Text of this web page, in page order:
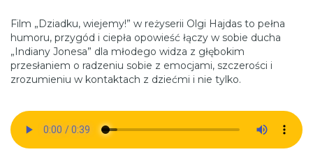
Film „Dziadku, wiejemy!” w reżyserii Olgi Hajdas to pełna
humoru, przygód i ciepła opowieść łączy w sobie ducha
„Indiany Jonesa” dla młodego widza z głębokim
przesłaniem o radzeniu sobie z emocjami, szczerości i
zrozumieniu w kontaktach z dziećmi i nie tylko.